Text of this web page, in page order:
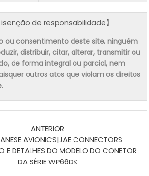
isenção de responsabilidade】
ou consentimento deste site, ninguém
distribuir, citar, alterar, transmitir ou
de forma integral ou parcial, nem
outros atos que violam os direitos
ANTERIOR
AVIONICS|JAE CONNECTORS
E DETALHES DO MODELO DO CONETOR
DA SÉRIE WP66DK